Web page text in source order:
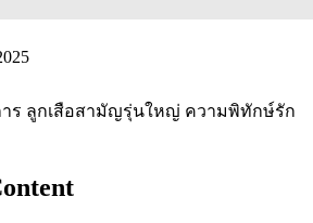
ร ลูกเสือสามัญรุ่นใหญ่ ความพิทักษ์รัก